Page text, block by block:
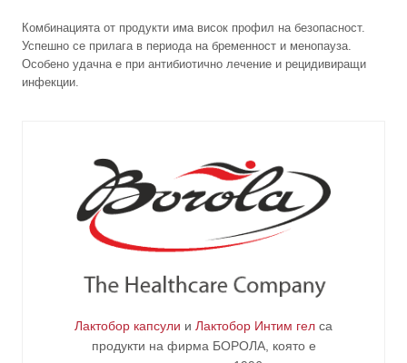
Комбинацията от продукти има висок профил на безопасност.
Успешно се прилага в периода на бременност и менопауза.
Особено удачна е при антибиотично лечение и рецидивиращи
инфекции.
Лактобор капсули и Лактобор Интим гел са
продукти на фирма БОРОЛА, която е